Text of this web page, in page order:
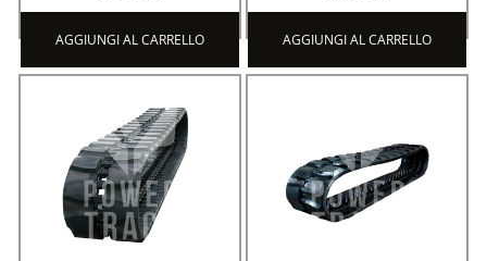
AGGIUNGI AL CARRELLO AGGIUNGI AL CARRELLO